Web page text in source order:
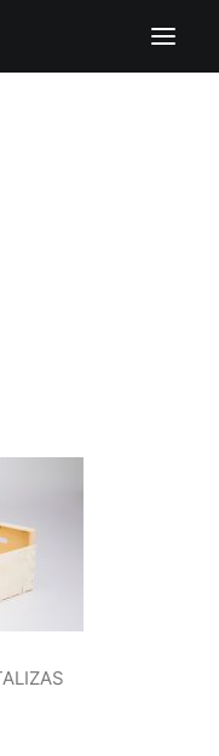
HORTALIZAS